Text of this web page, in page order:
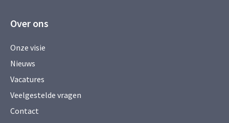
Over ons
Onze visie
Nieuws
Vacatures
Veelgestelde vragen
Contact